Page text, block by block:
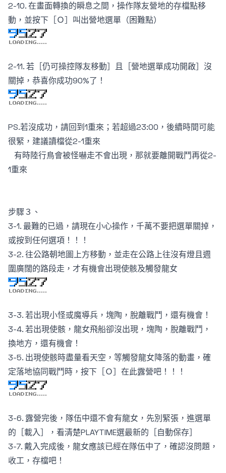
2-10. 在畫面轉換的瞬息之間，操作隊友營地的存檔點移
動，並按下［Ｏ］叫出營地選單（困難點）
2-11. 若［仍可操控隊友移動］且［營地選單成功開啟］沒
關掉，恭喜你成功90%了！
PS.若沒成功，請回到1重來；若超過23:00，後續時間可能
很緊，建議讀檔從2-1重來
有時陸行鳥會被怪嚇走不會出現，那就要離開戰鬥再從2-
1重來
步驟３、
3-1. 最難的已過，請現在小心操作，千萬不要把選單關掉，
或按到任何選項！！！
3-2. 往公路朝地圖上方移動，並走在公路上往沒有燈且週
圍廣闊的路段走，才有機會出現使骸及觸發龍女
3-3. 若出現小怪或魔導兵，塊陶，脫離戰鬥，還有機會！
3-4. 若出現使骸，龍女飛船卻沒出現，塊陶，脫離戰鬥，
換地方，還有機會！
3-5. 出現使骸時盡量看天空，等觸發龍女降落的動畫，確
定落地協同戰鬥時，按下［Ｏ］在此露營吧！！！
3-6. 露營完後，隊伍中還不會有龍女，先別緊張，進選單
的［載入］，看清楚PLAYTIME選最新的［自動保存］
3-7. 戴入完成後，龍女應該已經在隊伍中了，確認沒問題，
收工，存檔吧！